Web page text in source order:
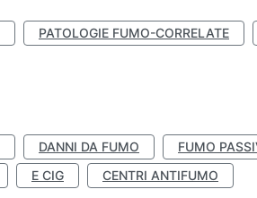
PATOLOGIE FUMO-CORRELATE
DANNI DA FUMO
FUMO
E CIG CENTRI ANTIFUMO